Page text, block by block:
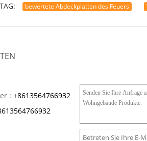
bewertete Abdeckplatten des Feuers
: +8613564766932